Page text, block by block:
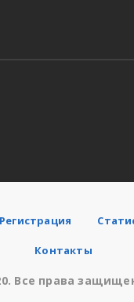
Регистрация
Контакты
Все права